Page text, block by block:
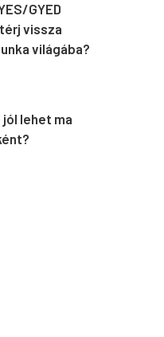
GYED
vissza
világába?
jól lehet ma